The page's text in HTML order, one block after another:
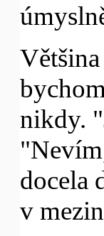
nikdy.
docela
v